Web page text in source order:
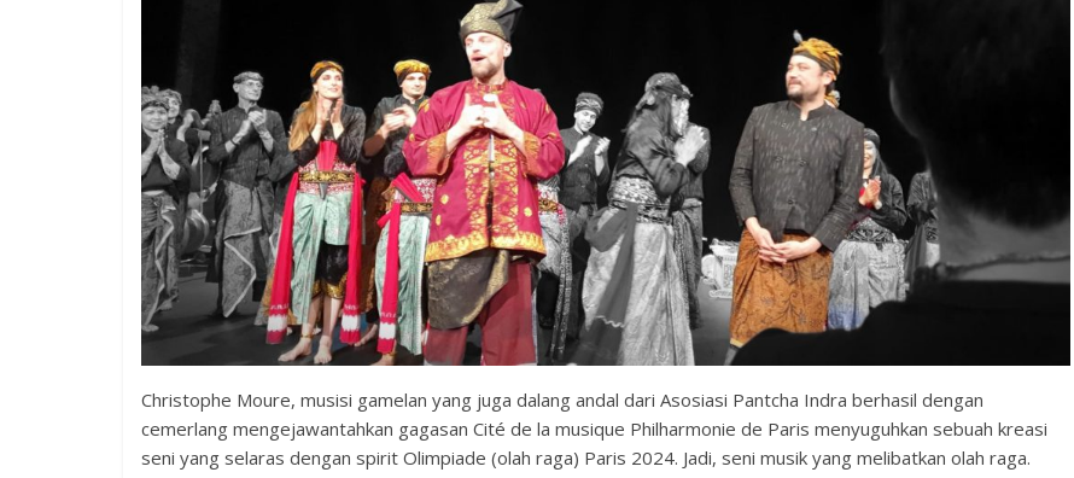
Christophe Moure, musisi gamelan yang juga dalang andal dari Asosiasi Pantcha Indra berhasil dengan
cemerlang mengejawantahkan gagasan Cité de la musique Philharmonie de Paris menyuguhkan sebuah kreasi
seni yang selaras dengan spirit Olimpiade (olah raga) Paris 2024. Jadi, seni musik yang melibatkan olah raga.